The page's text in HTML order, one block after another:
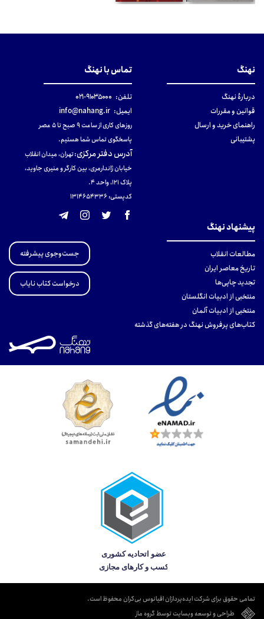
نهنگ
دربارهٔ نهنگ
قوانین و مقررات
راهنمای خرید و ارسال
پشتیبانی
تماس با نهنگ
تلفن: ۹۱۰۳۵۰۰۰-۰۲۱
ایمیل: info@nahang.ir
روزهای کاری از ساعت ۹ صبح تا ۵ عصر
پاسخگوی تماس شما هستیم.
آدرس دفتر مرکزی:تهران، میدان انقلاب
خیابان ژاندارمری، بین کارگر و منیری جاوید،
پلاک 121، واحد ۴.
کدپستی: 131465433۶
پیشنهاد نهنگ
مطالعات انقلاب
تاریخ معاصر ایران
تجدید چاپی‌ها
منتخبی از ادبیات انگلستان
منتخبی از ادبیات آلمان
کتاب‌های پرفروش نهنگ در هفته‌های گذشته
جست‌وجوی پیشرفته
درخواست کتاب نایاب
تمامی حقوق برای شرکت ایده‌پردازان اقیانوس بی‌کران محفوظ است.
طراحی و توسعه وبسایت توسط گروه ماز